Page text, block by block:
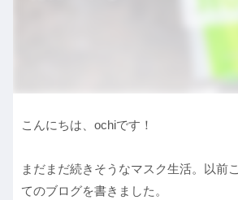
こんにちは、ochiです！
まだまだ続きそうなマスク生活。以前
てのブログを書きました。